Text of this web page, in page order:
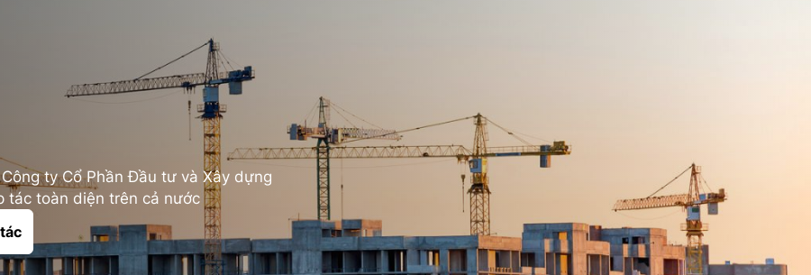
ty Cổ Phần Đầu tư và Xây dựng
tác toàn diện trên cả nước